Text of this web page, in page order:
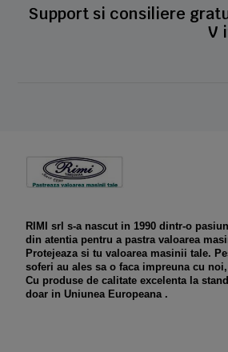
Support si consiliere
V
RIMI srl s-a nascut in 1990 dintr-o
din atentia pentru a pastra valoarea
Protejeaza si tu valoarea masinii tale.
soferi au ales sa o faca impreuna cu
Cu produse de calitate excelenta la
doar in Uniunea Europeana .